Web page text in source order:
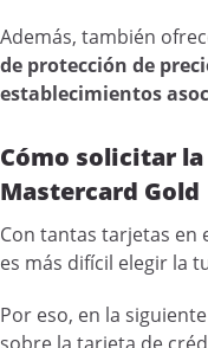
Además, también
de protección de
establecimientos
Cómo solicitar
Mastercard Gold
Con tantas tarjetas en
es más difícil elegir la
Por eso, en la